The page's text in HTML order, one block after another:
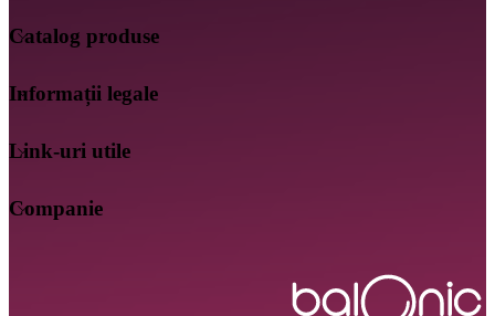
Catalog produse
Informații legale
Link-uri utile
Companie